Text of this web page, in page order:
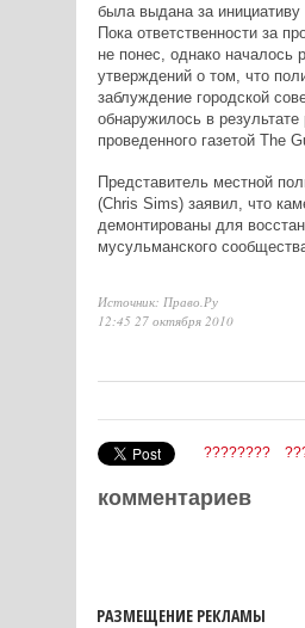
была выдана за инициативу
Пока ответственности за
не понес, однако началось
утверждений о том, что
заблуждение городской
обнаружилось в результате
проведенного газетой The
Представитель местной
(Chris Sims) заявил, что
демонтированы для
мусульманского
Источник: Право.Ру
12:45 27 октября 2010
????????
комментариев
РАЗМЕЩЕНИЕ РЕКЛАМЫ